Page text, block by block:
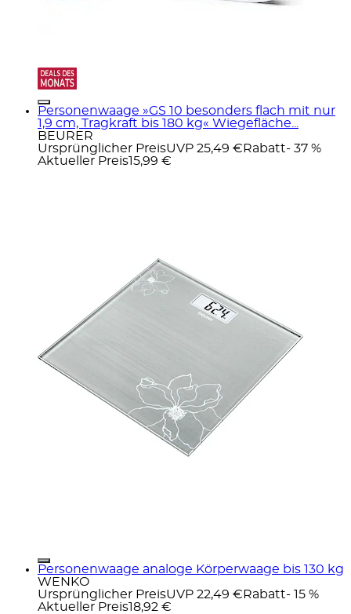
Personenwaage »GS 10 besonders flach mit nur
1,9 cm, Tragkraft bis 180 kg« Wiegefläche...
BEURER
Ursprünglicher PreisUVP 25,49 € Rabatt- 37 %
Aktueller Preis15,99 €
Personenwaage analoge Körperwaage bis 130 kg
WENKO
Ursprünglicher PreisUVP 22,49 € Rabatt- 15 %
Aktueller Preis18,92 €